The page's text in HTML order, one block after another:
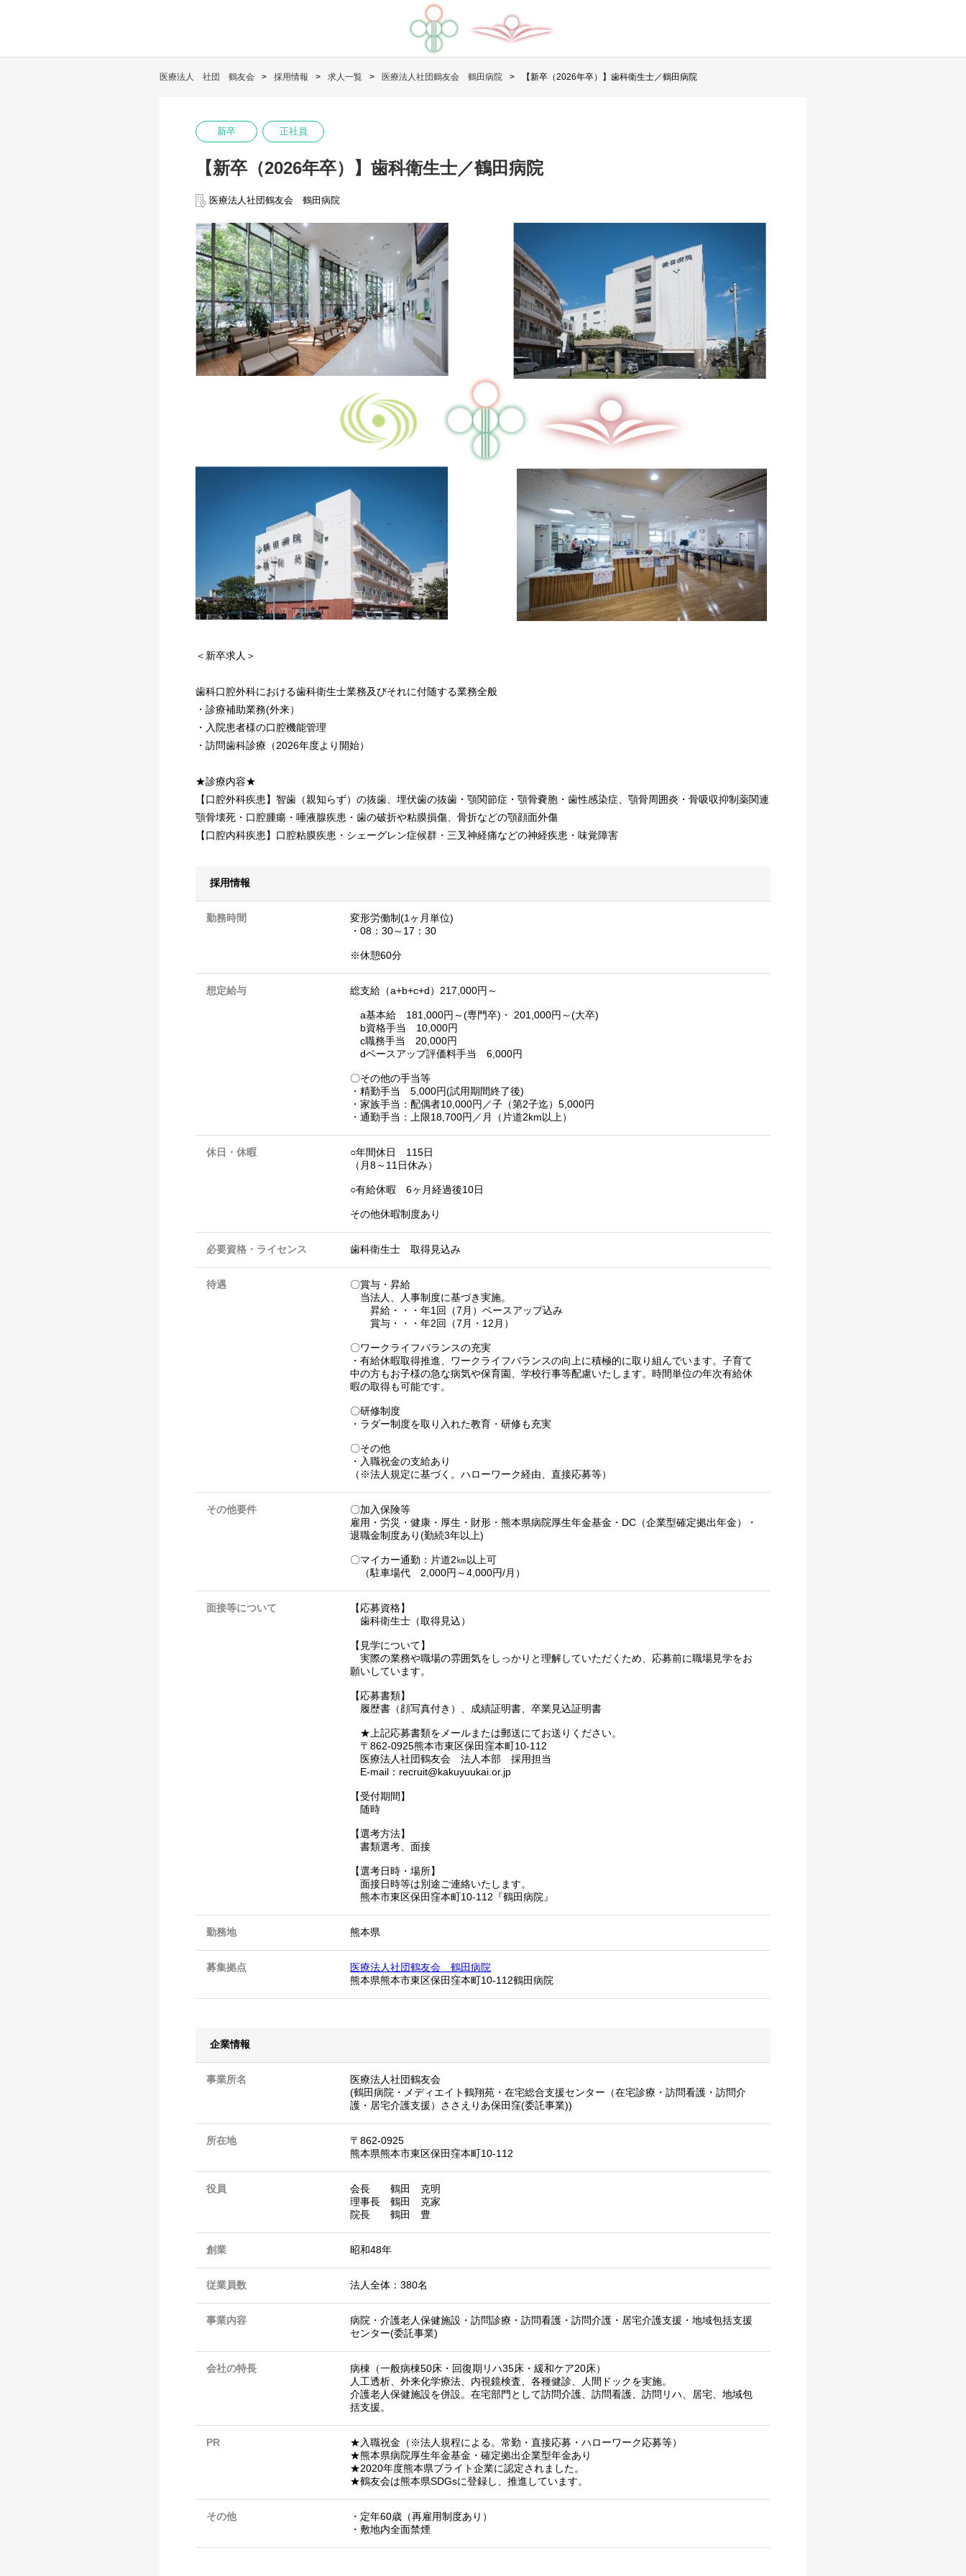
医療法人 社団 鶴友会 採用情報 求人一覧 医療法人社団鶴友会 鶴田病院 【新卒（2026年卒）】歯科衛生士／鶴田病院
新卒 正社員
【新卒（2026年卒）】歯科衛生士／鶴田病院
医療法人社団鶴友会 鶴田病院
＜新卒求人＞
歯科口腔外科における歯科衛生士業務及びそれに付随する業務全般
・診療補助業務(外来）
・入院患者様の口腔機能管理
・訪問歯科診療（2026年度より開始）
★診療内容★
【口腔外科疾患】智歯（親知らず）の抜歯、埋伏歯の抜歯・顎関節症・顎骨嚢胞・歯性感染症、顎骨周囲炎・骨吸収抑制薬関連
顎骨壊死・口腔腫瘍・唾液腺疾患・歯の破折や粘膜損傷、骨折などの顎顔面外傷
【口腔内科疾患】口腔粘膜疾患・シェーグレン症候群・三叉神経痛などの神経疾患・味覚障害
採用情報
勤務時間
変形労働制(1ヶ月単位)
・08：30～17：30
※休憩60分
想定給与 総支給（a+b+c+d）217,000円～
a基本給 181,000円～(専門卒)・ 201,000円～(大卒)
b資格手当 10,000円
c職務手当 20,000円
dベースアップ評価料手当 6,000円
〇その他の手当等
・精勤手当 5,000円(試用期間終了後)
・家族手当：配偶者10,000円／子（第2子迄）5,000円
・通勤手当：上限18,700円／月（片道2km以上）
休日・休暇
○年間休日 115日
（月8～11日休み）
○有給休暇 6ヶ月経過後10日
その他休暇制度あり
必要資格・ライセンス 歯科衛生士 取得見込み
待遇
〇賞与・昇給
当法人、人事制度に基づき実施。
昇給・・・年1回（7月）ベースアップ込み
賞与・・・年2回（7月・12月）
〇ワークライフバランスの充実
・有給休暇取得推進、ワークライフバランスの向上に積極的に取り組んでいます。子育て
中の方もお子様の急な病気や保育園、学校行事等配慮いたします。時間単位の年次有給休
暇の取得も可能です。
〇研修制度
・ラダー制度を取り入れた教育・研修も充実
〇その他
・入職祝金の支給あり
（※法人規定に基づく。ハローワーク経由、直接応募等）
その他要件
〇加入保険等
雇用・労災・健康・厚生・財形・熊本県病院厚生年金基金・DC（企業型確定拠出年金）・
退職金制度あり(勤続3年以上)
〇マイカー通勤：片道2㎞以上可
（駐車場代 2,000円～4,000円/月）
面接等について
【応募資格】
歯科衛生士（取得見込）
【見学について】
実際の業務や職場の雰囲気をしっかりと理解していただくため、応募前に職場見学をお
願いしています。
【応募書類】
履歴書（顔写真付き）、成績証明書、卒業見込証明書
★上記応募書類をメールまたは郵送にてお送りください。
〒862-0925熊本市東区保田窪本町10-112
医療法人社団鶴友会 法人本部 採用担当
E-mail：recruit@kakuyuukai.or.jp
【受付期間】
随時
【選考方法】
書類選考、面接
【選考日時・場所】
面接日時等は別途ご連絡いたします。
熊本市東区保田窪本町10-112『鶴田病院』
勤務地 熊本県
募集拠点
医療法人社団鶴友会 鶴田病院
熊本県熊本市東区保田窪本町10-112鶴田病院
企業情報
事業所名
医療法人社団鶴友会
(鶴田病院・メディエイト鶴翔苑・在宅総合支援センター（在宅診療・訪問看護・訪問介
護・居宅介護支援）ささえりあ保田窪(委託事業))
所在地
〒862-0925
熊本県熊本市東区保田窪本町10-112
役員
会長 鶴田 克明
理事長 鶴田 克家
院長 鶴田 豊
創業 昭和48年
従業員数 法人全体：380名
事業内容
病院・介護老人保健施設・訪問診療・訪問看護・訪問介護・居宅介護支援・地域包括支援
センター(委託事業)
会社の特長
病棟（一般病棟50床・回復期リハ35床・緩和ケア20床）
人工透析、外来化学療法、内視鏡検査、各種健診、人間ドックを実施。
介護老人保健施設を併設。在宅部門として訪問介護、訪問看護、訪問リハ、居宅、地域包
括支援。
PR
★入職祝金（※法人規程による。常勤・直接応募・ハローワーク応募等）
★熊本県病院厚生年金基金・確定拠出企業型年金あり
★2020年度熊本県ブライト企業に認定されました。
★鶴友会は熊本県SDGsに登録し、推進しています。
その他
・定年60歳（再雇用制度あり）
・敷地内全面禁煙